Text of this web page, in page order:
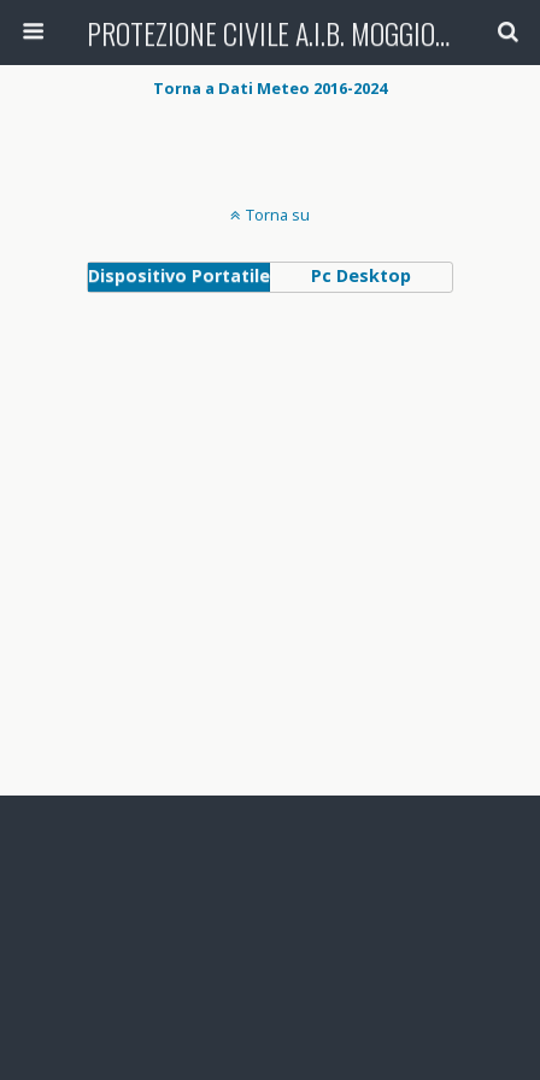
PROTEZIONE CIVILE A.I.B. MOGGIO (LC)
Torna a Dati Meteo 2016-2024
Torna su
Dispositivo Portatile Pc Desktop